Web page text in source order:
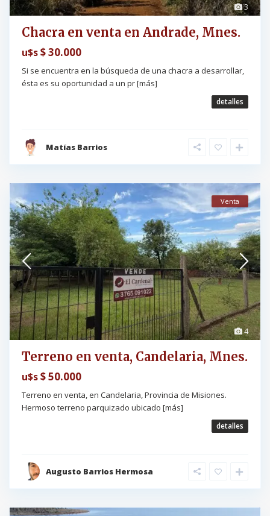
3
Chacra en venta en Andrade, Mnes.
u$s$ 30.000
Si se encuentra en la búsqueda de una chacra a desarrollar,
ésta es su oportunidad a un pr[más]
detalles
Matías Barrios
4
Venta
Terreno en venta, Candelaria, Mnes.
u$s$ 50.000
Terreno en venta, en Candelaria, Provincia de Misiones.
Hermoso terreno parquizado ubicado [más]
detalles
Augusto Barrios Hermosa